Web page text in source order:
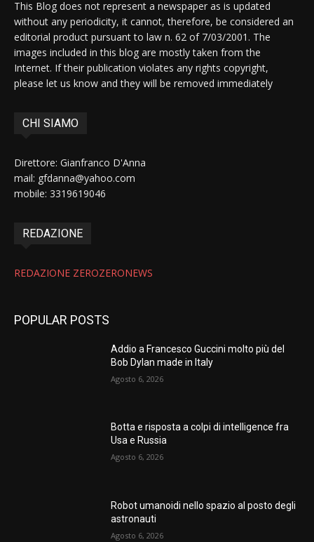
This Blog does not represent a newspaper as is updated
without any periodicity, it cannot, therefore, be considered an
editorial product pursuant to law n. 62 of 7/03/2001. The
images included in this blog are mostly taken from the
Internet. If their publication violates any rights copyright,
please let us know and they will be removed immediately
CHI SIAMO
Direttore: Gianfranco D'Anna
mail: gfdanna@yahoo.com
mobile: 3319619046
REDAZIONE
REDAZIONE ZEROZERONEWS
POPULAR POSTS
Addio a Francesco Guccini molto più del
Bob Dylan made in Italy
Agosto 6, 2026
Botta e risposta a colpi di intelligence fra
Usa e Russia
Agosto 6, 2026
Robot umanoidi nello spazio al posto degli
astronauti
Agosto 6, 2026